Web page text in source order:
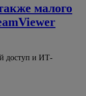
малого
доступ и ИТ-